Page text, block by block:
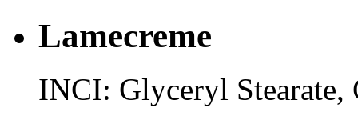
Lamecreme
INCI: Glyceryl Stearate,